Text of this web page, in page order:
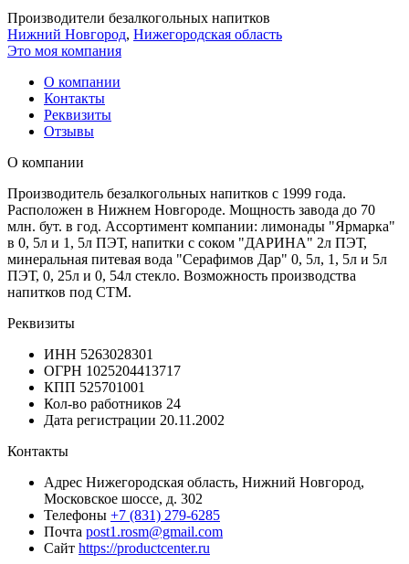
Производители безалкогольных напитков
Нижний Новгород, Нижегородская область
Это моя компания
О компании
Контакты
Реквизиты
Отзывы
О компании
Производитель безалкогольных напитков с 1999 года.
Расположен в Нижнем Новгороде. Мощность завода до 70
млн. бут. в год. Ассортимент компании: лимонады "Ярмарка"
в 0, 5л и 1, 5л ПЭТ, напитки с соком "ДАРИНА" 2л ПЭТ,
минеральная питевая вода "Серафимов Дар" 0, 5л, 1, 5л и 5л
ПЭТ, 0, 25л и 0, 54л стекло. Возможность производства
напитков под СТМ.
Реквизиты
ИНН 5263028301
ОГРН 1025204413717
КПП 525701001
Кол-во работников 24
Дата регистрации 20.11.2002
Контакты
Адрес Нижегородская область, Нижний Новгород,
Московское шоссе, д. 302
Телефоны +7 (831) 279-6285
Почта post1.rosm@gmail.com
Сайт https://productcenter.ru